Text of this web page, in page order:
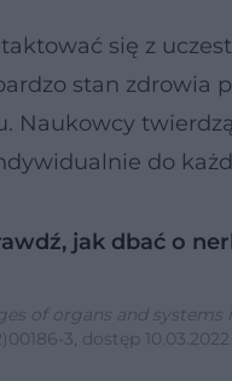
się z
stan zdrowia
Naukowcy
do
jak dbać o
of organs and
3, dostęp 10.03.2022